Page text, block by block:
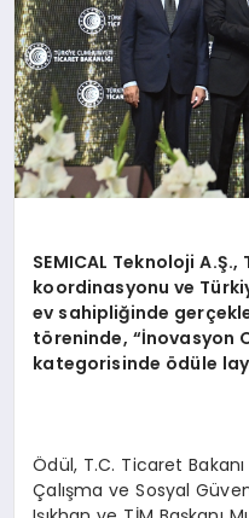
YAŞAM
MALATYA HABERLERI
SEMICAL Teknoloji A.Ş.,
koordinasyonu ve
ev sahipliğinde
töreninde, “İnovasyon
kategorisinde ödüle lay
Ödül, T.C. Ticaret
Çalışma ve Sosyal